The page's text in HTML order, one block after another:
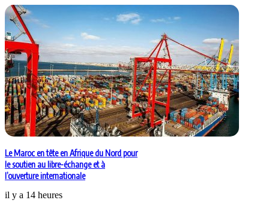
Le Maroc en tête en Afrique du Nord pour
le soutien au libre-échange et à
l’ouverture internationale
il y a 14 heures